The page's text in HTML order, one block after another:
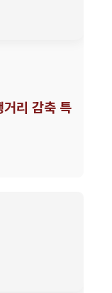
리 감축 특